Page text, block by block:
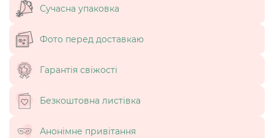
Сучасна упаковка
Фото перед доставкаю
Гарантія свіжості
Безкоштовна листівка
Анонімне привітання